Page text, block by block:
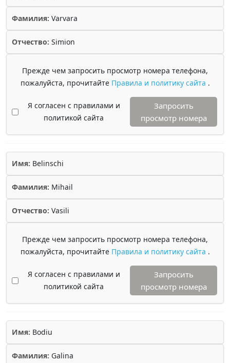
Фамилия: Varvara
Отчество: Simion
Прежде чем запросить просмотр номера телефона,
пожалуйста, прочитайте Правила и политику сайта .
Я согласен с правилами и
политикой сайта
Запросить
просмотр номера
Имя: Belinschi
Фамилия: Mihail
Отчество: Vasili
Прежде чем запросить просмотр номера телефона,
пожалуйста, прочитайте Правила и политику сайта .
Я согласен с правилами и
политикой сайта
Запросить
просмотр номера
Имя: Bodiu
Фамилия: Galina